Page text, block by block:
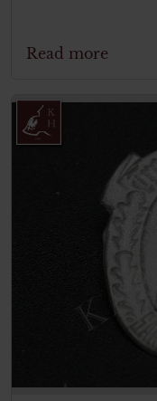
Read more